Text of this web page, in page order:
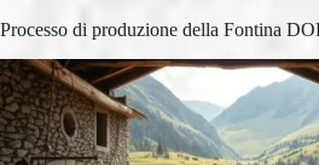
Processo di produzione della Fontina